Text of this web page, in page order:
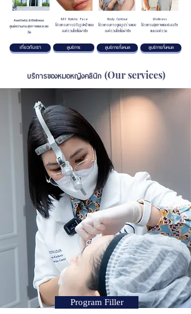
Aesthetic & Wellness
ศูนย์ความงาม สุขภาพและชะลอ
วัย
M.Y Holistic Face
โปรแกรมการปรับรูปหน้าแบบ
องค์รวมโดยไม่ผ่าตัด
Body Contour
โปรแกรมการดูแลรูปร่างแบบ
องค์รวมโดยไม่ผ่าตัด
Wellness
โปรแกรมสุขภาพและชะลอวัย
แบบองค์รวม
เกี่ยวกับเรา ดูบริการ ดูบริการทั้งหมด ดูบริการทั้งหมด
บริการของหมอหญิงคลินิก (Our services)
Program Filler